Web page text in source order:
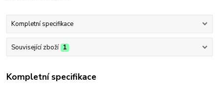
Kompletní specifikace
Související zboží 1
Kompletní specifikace